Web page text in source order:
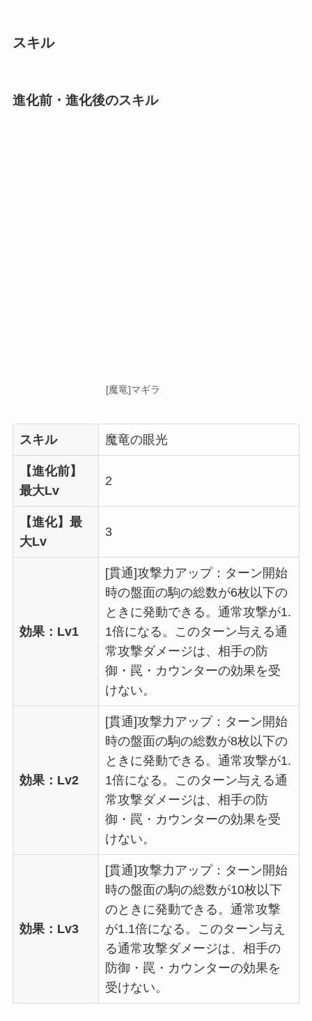
スキル
進化前・進化後のスキル
[魔竜]マギラ
スキル 魔竜の眼光
【進化前】
最大Lv
2
【進化】最
大Lv
3
効果：Lv1
[貫通]攻撃力アップ：ターン開始
時の盤面の駒の総数が6枚以下の
ときに発動できる。通常攻撃が1.
1倍になる。このターン与える通
常攻撃ダメージは、相手の防
御・罠・カウンターの効果を受
けない。
効果：Lv2
[貫通]攻撃力アップ：ターン開始
時の盤面の駒の総数が8枚以下の
ときに発動できる。通常攻撃が1.
1倍になる。このターン与える通
常攻撃ダメージは、相手の防
御・罠・カウンターの効果を受
けない。
効果：Lv3
[貫通]攻撃力アップ：ターン開始
時の盤面の駒の総数が10枚以下
のときに発動できる。通常攻撃
が1.1倍になる。このターン与え
る通常攻撃ダメージは、相手の
防御・罠・カウンターの効果を
受けない。